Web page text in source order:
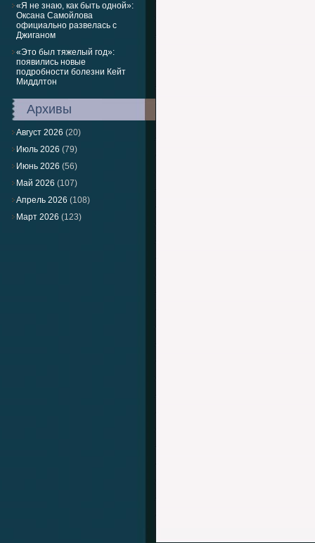
«Я не знаю, как быть одной»:
Оксана Самойлова
официально развелась с
Джиганом
«Это был тяжелый год»:
появились новые
подробности болезни Кейт
Миддлтон
Архивы
Август 2026 (20)
Июль 2026 (79)
Июнь 2026 (56)
Май 2026 (107)
Апрель 2026 (108)
Март 2026 (123)